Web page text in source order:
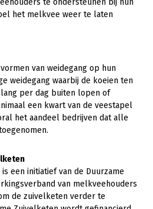
en zomerbloemen
te ondersteunen bij hun
het melkvee weer te laten
van weidegang op hun
weidegang waarbij de koeien ten
per dag buiten lopen of
een kwart van de veestapel
het aandeel bedrijven dat alle
een initiatief van de Duurzame
van melkveehouders
de zuivelketen verder te